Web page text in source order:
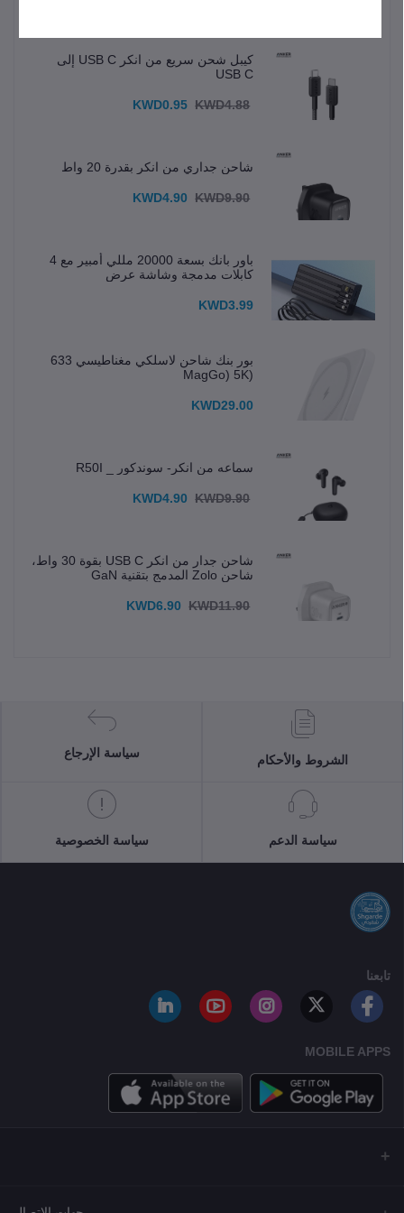
كيبل شحن سريع من انكر USB C إلى
USB C
KWD0.95 KWD4.88
شاحن جداري من انكر بقدرة 20 واط
KWD4.90 KWD9.90
باور بانك بسعة 20000 مللي أمبير مع 4
كابلات مدمجة وشاشة عرض
KWD3.99
بور بنك شاحن لاسلكي مغناطيسي 633
(MagGo) 5K
KWD29.00
سماعه من انكر- سوندكور _ R50I
KWD4.90 KWD9.90
شاحن جدار من انكر USB C بقوة 30 واط،
شاحن Zolo المدمج بتقنية GaN
KWD6.90 KWD11.90
الشروط والأحكام
سياسة الإرجاع
سياسة الدعم سياسة الخصوصية
تابعنا
MOBILE APPS